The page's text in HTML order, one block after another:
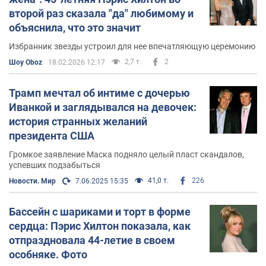
несколько ролей второго плана в таких фильмах как
«Девять жизней» (2002), «Модная мамочка» (2004),
«Дом восковых фигур» (2005). За роль Пейдж Эдвардс
в «Доме восковых фигур» Хилтон получила премию
Teen Choice Awards за лучший крик, и была
номинирована в категории «Прорыв года». В 2006 году
Хилтон сыграла главные роли в фильмах «Пей до дна»
и «Блондинка в шоколаде».
В 2004 году Хилтон начала работу над своим сольным
альбомом «Paris», который вышел 22 августа 2006
года и стартовал на 6 месте чарта Billboard 200.
Продюсерами альбома выступили Грег Уеллс, Кара
ДиоГуарди, Джейн Уидлин и Скотт Строч. В 2004 же
году Хилтон основала музыкальный лейбл Heiress
Records. Альбом «Paris» является единственным
релизом лейбла, хотя сама Хилтон говорит, что в
будущем планирует заключать контракты с новыми
исполнителями.
второй раз сказала "да" любимому и
объяснила, что это значит
Избранник звезды устроил для нее впечатляющую церемонию
Шоу Oboz 18.02.2026 12:17 2,7 т. 2
Трамп мечтал об интиме с дочерью
Иванкой и заглядывался на девочек:
история странных желаний
президента США
Громкое заявление Маска подняло целый пласт скандалов,
успевших подзабыться
Новости. Мир 7.06.2025 15:35 41,0 т. 226
Бассейн с шариками и торт в форме
сердца: Пэрис Хилтон показала, как
отпраздновала 44-летие в своем
особняке. Фото